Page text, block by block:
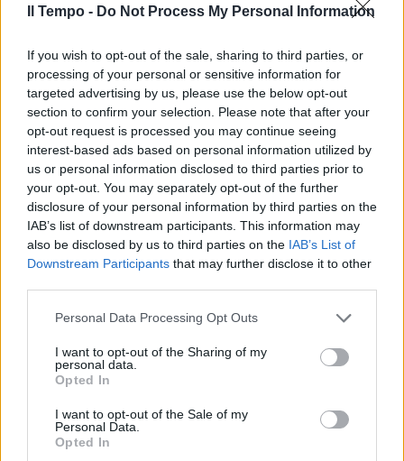
Il Tempo - Do Not Process My Personal Information
If you wish to opt-out of the sale, sharing to third parties, or
processing of your personal or sensitive information for
targeted advertising by us, please use the below opt-out
section to confirm your selection. Please note that after your
opt-out request is processed you may continue seeing
interest-based ads based on personal information utilized by
us or personal information disclosed to third parties prior to
your opt-out. You may separately opt-out of the further
disclosure of your personal information by third parties on the
IAB’s list of downstream participants. This information may
also be disclosed by us to third parties on the IAB’s List of
Downstream Participants that may further disclose it to other
Personal Data Processing Opt Outs
I want to opt-out of the Sharing of my
personal data.
Opted In
I want to opt-out of the Sale of my
Personal Data.
Opted In
cancella, e le esperienze dolorose sofferte
dimenticano. Proprio per questa ragione il
tempo presente e l’avvenire chiamano al
senso di responsabilità». La proposta di legge
della maggioranza si prefigge proprio questo
obiettivo.
La campagna anti-Rummo
odiatori di Salvini